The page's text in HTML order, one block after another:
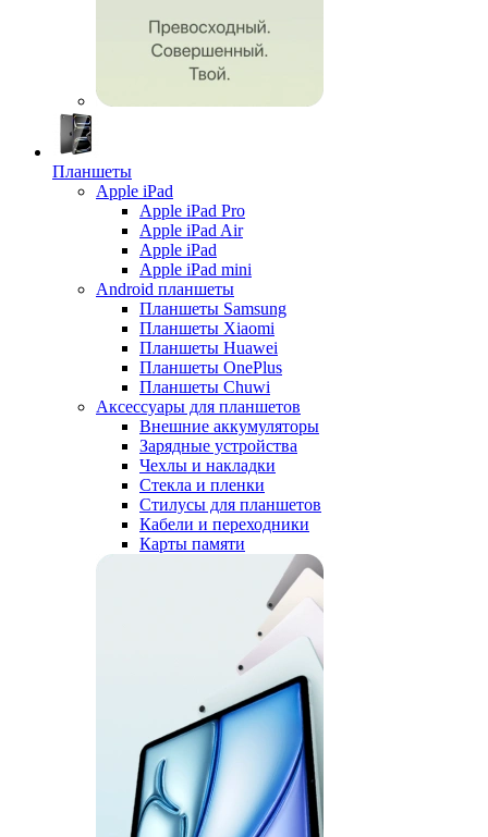
Планшеты
Apple iPad
Apple iPad Pro
Apple iPad Air
Apple iPad
Apple iPad mini
Android планшеты
Планшеты Samsung
Планшеты Xiaomi
Планшеты Huawei
Планшеты OnePlus
Планшеты Chuwi
Аксессуары для планшетов
Внешние аккумуляторы
Зарядные устройства
Чехлы и накладки
Стекла и пленки
Стилусы для планшетов
Кабели и переходники
Карты памяти